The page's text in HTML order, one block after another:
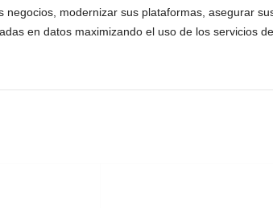
negocios, modernizar sus plataformas, asegurar
en datos maximizando el uso de los servicios